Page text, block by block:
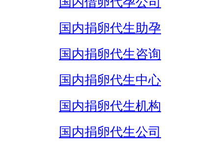
国内捐卵代生助孕
国内捐卵代生咨询
国内捐卵代生中心
国内捐卵代生机构
国内捐卵代生公司